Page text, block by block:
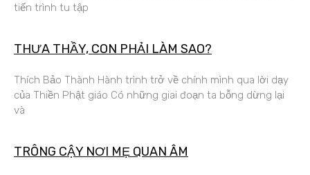
tiến trình tu tập
THƯA THẦY, CON PHẢI LÀM SAO?
Thích Bảo Thành Hành trình trở về chính mình qua lời dạy
của Thiền Phật giáo Có những giai đoạn ta bỗng dừng lại
và
TRÔNG CẬY NƠI MẸ QUAN ÂM